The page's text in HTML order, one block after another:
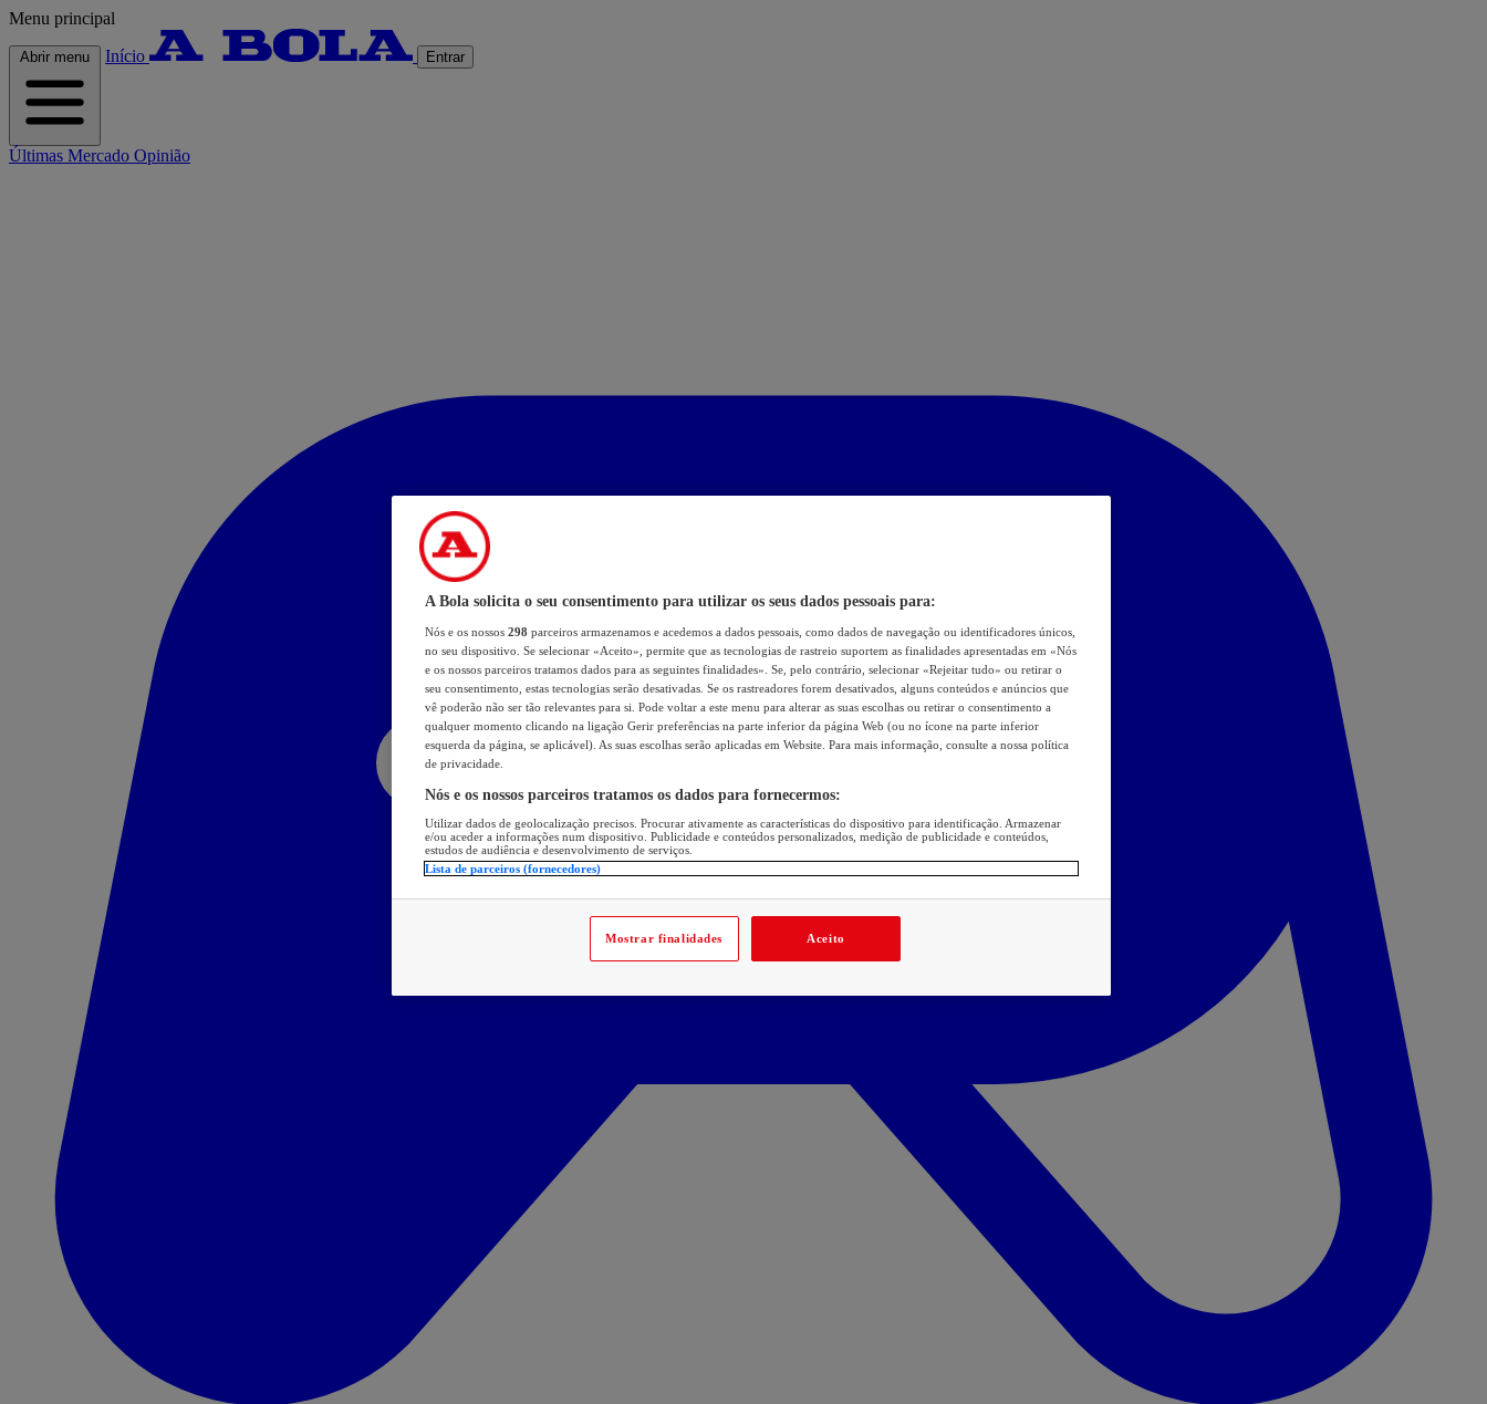
Menu principal
Abrir menu Início Entrar
Últimas Mercado Opinião
A Bola solicita o seu consentimento para utilizar os seus dados pessoais para:
Nós e os nossos 298 parceiros armazenamos e acedemos a dados pessoais, como dados de navegação ou identificadores únicos,
no seu dispositivo. Se selecionar «Aceito», permite que as tecnologias de rastreio suportem as finalidades apresentadas em «Nós
e os nossos parceiros tratamos dados para as seguintes finalidades». Se, pelo contrário, selecionar «Rejeitar tudo» ou retirar o
seu consentimento, estas tecnologias serão desativadas. Se os rastreadores forem desativados, alguns conteúdos e anúncios que
vê poderão não ser tão relevantes para si. Pode voltar a este menu para alterar as suas escolhas ou retirar o consentimento a
qualquer momento clicando na ligação Gerir preferências na parte inferior da página Web (ou no ícone na parte inferior
esquerda da página, se aplicável). As suas escolhas serão aplicadas em Website. Para mais informação, consulte a nossa política
de privacidade.
Nós e os nossos parceiros tratamos os dados para fornecermos:
Utilizar dados de geolocalização precisos. Procurar ativamente as características do dispositivo para identificação. Armazenar
e/ou aceder a informações num dispositivo. Publicidade e conteúdos personalizados, medição de publicidade e conteúdos,
estudos de audiência e desenvolvimento de serviços.
Lista de parceiros (fornecedores)
Mostrar finalidades Aceito